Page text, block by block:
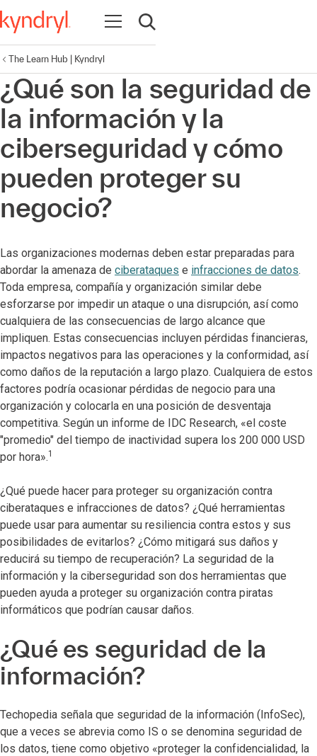
Abrir navegación
Abrir búsqueda
The Learn Hub | Kyndryl
¿Qué son la seguridad de
la información y la
ciberseguridad y cómo
pueden proteger su
negocio?
Las organizaciones modernas deben estar preparadas para
abordar la amenaza de ciberataques e infracciones de datos.
Toda empresa, compañía y organización similar debe
esforzarse por impedir un ataque o una disrupción, así como
cualquiera de las consecuencias de largo alcance que
impliquen. Estas consecuencias incluyen pérdidas financieras,
impactos negativos para las operaciones y la conformidad, así
como daños de la reputación a largo plazo. Cualquiera de estos
factores podría ocasionar pérdidas de negocio para una
organización y colocarla en una posición de desventaja
competitiva. Según un informe de IDC Research, «el coste
"promedio" del tiempo de inactividad supera los 200 000 USD
por hora».1
¿Qué puede hacer para proteger su organización contra
ciberataques e infracciones de datos? ¿Qué herramientas
puede usar para aumentar su resiliencia contra estos y sus
posibilidades de evitarlos? ¿Cómo mitigará sus daños y
reducirá su tiempo de recuperación? La seguridad de la
información y la ciberseguridad son dos herramientas que
pueden ayuda a proteger su organización contra piratas
informáticos que podrían causar daños.
¿Qué es seguridad de la
información?
Techopedia señala que seguridad de la información (InfoSec),
que a veces se abrevia como IS o se denomina seguridad de
los datos, tiene como objetivo «proteger la confidencialidad, la